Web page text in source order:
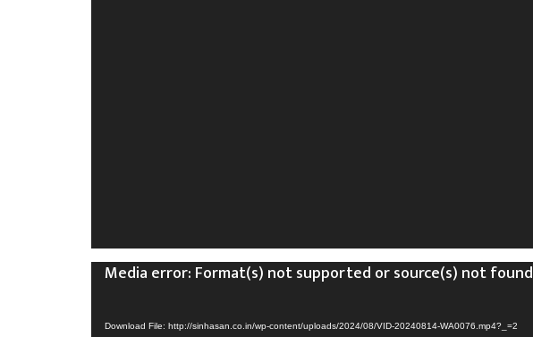
Video
Media error: Format(s) not supported or source(s) not found
Download File: http://sinhasan.co.in/wp-content/uploads/2024/08/VID-20240814-WA0076.mp4?_=2